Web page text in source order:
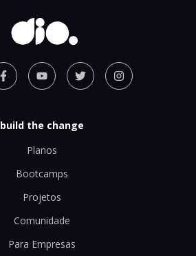
build the change
Planos
Bootcamps
Projetos
Comunidade
Para Empresas